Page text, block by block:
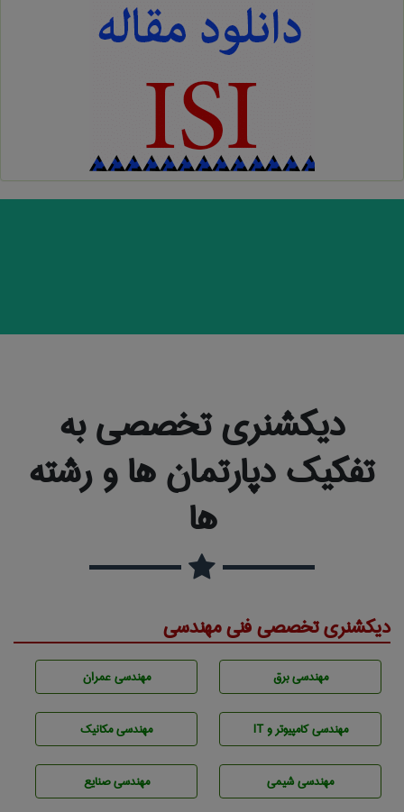
دیکشنری تخصصی به
تفکیک دپارتمان ها و رشته
ها
دیکشنری تخصصی فنی مهندسی
مهندسی برق مهندسی عمران
مهندسی كامپيوتر و IT مهندسی مکانیک
مهندسي شيمی مهندسی صنايع